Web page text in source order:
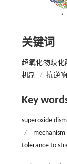
关键词
超氧化物歧化
机制
/ 抗逆
Key
superoxide
/
tolerance to